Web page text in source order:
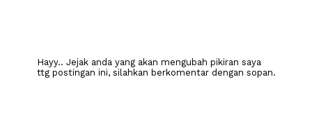
Hayy.. Jejak anda yang akan mengubah pikiran saya
ttg postingan ini, silahkan berkomentar dengan sopan.